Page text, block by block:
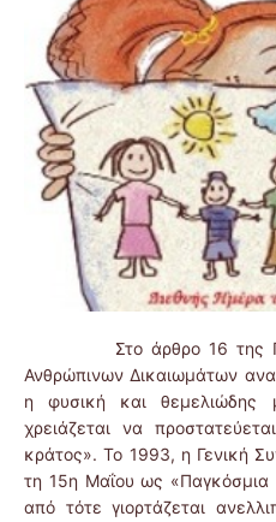
Στο άρθρο 16 της
Ανθρώπινων Δικαιωμάτων
η φυσική και θεμελιώδης
χρειάζεται να
κράτος». Το 1993, η Γενική
τη 15η Μαΐου ως «Παγκόσμια
από τότε γιορτάζεται